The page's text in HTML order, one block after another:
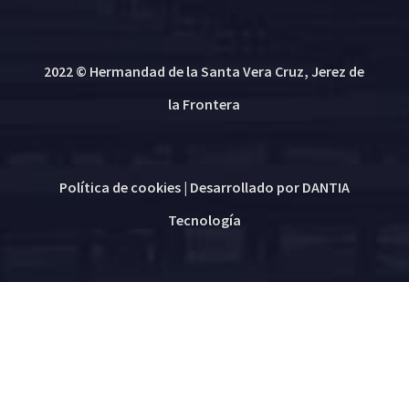
2022 © Hermandad de la Santa Vera Cruz, Jerez de
la Frontera
Política de cookies| Desarrollado por DANTIA
Tecnología